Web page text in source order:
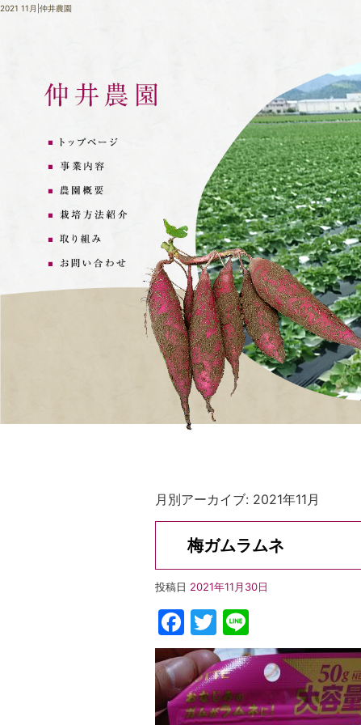
2021 11月|仲井農園
月別アーカイブ: 2021年11月
梅ガムラムネ
投稿日 2021年11月30日
Facebook
Twitter